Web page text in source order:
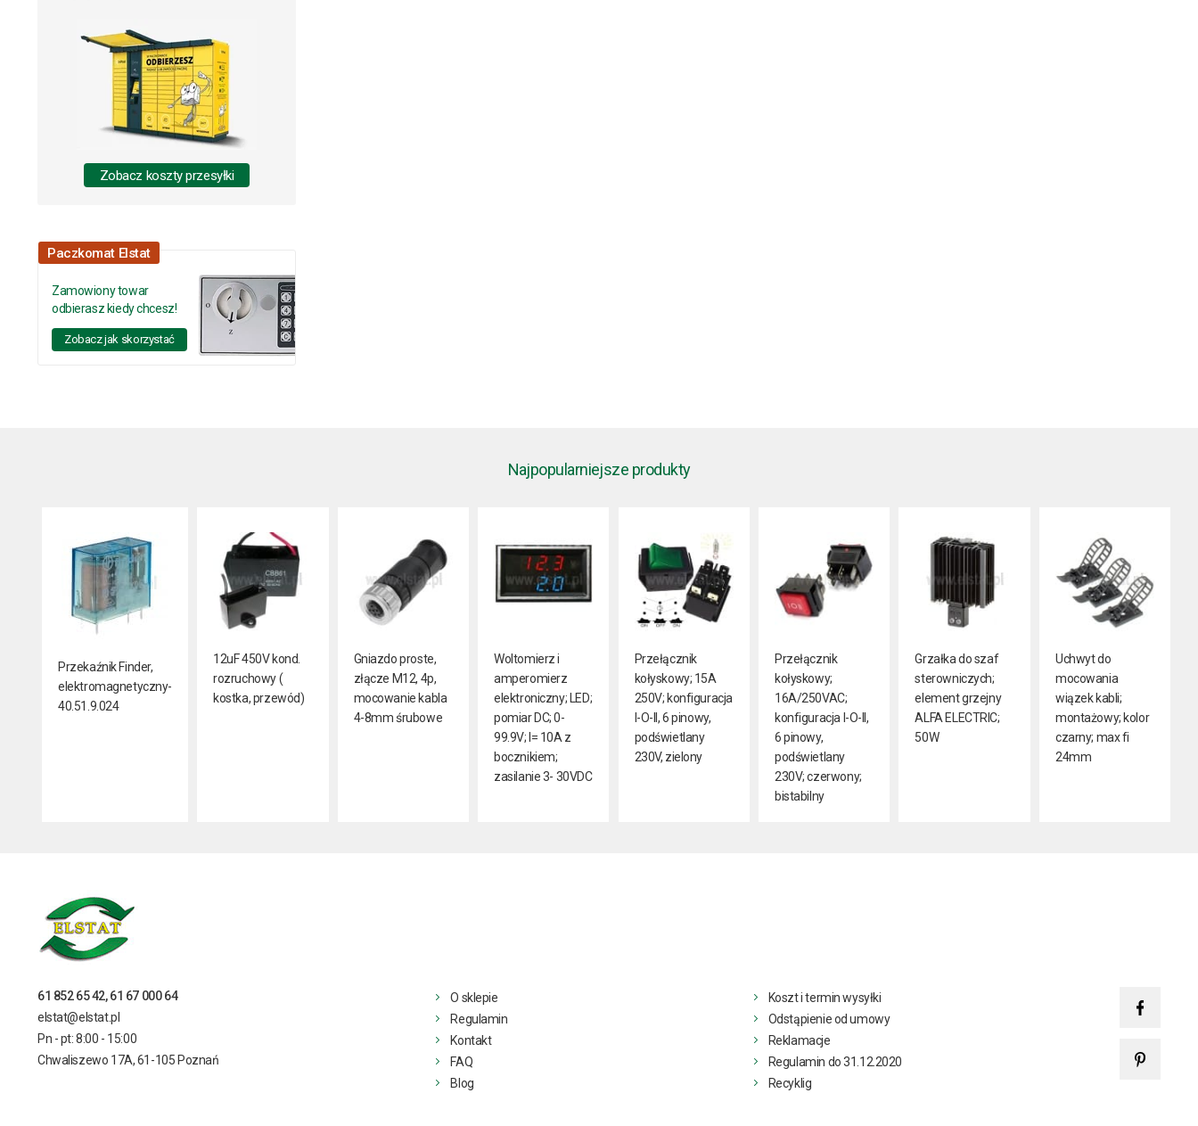
Zobacz koszty przesyłki
Paczkomat Elstat
Zamowiony towar
odbierasz kiedy chcesz!
Zobacz jak skorzystać
Najpopularniejsze produkty
Przekaźnik Finder,
elektromagnetyczny-
40.51.9.024
12uF 450V kond.
rozruchowy (
kostka, przewód)
Gniazdo proste,
złącze M12, 4p,
mocowanie kabla
4-8mm śrubowe
Woltomierz i
amperomierz
elektroniczny; LED;
pomiar DC; 0-
99.9V; I= 10A z
bocznikiem;
zasilanie 3- 30VDC
Przełącznik
kołyskowy; 15A
250V; konfiguracja
I-O-II, 6 pinowy,
podświetlany
230V, zielony
Przełącznik
kołyskowy;
16A/250VAC;
konfiguracja I-O-II,
6 pinowy,
podświetlany
230V; czerwony;
bistabilny
Grzałka do szaf
sterowniczych;
element grzejny
ALFA ELECTRIC;
50W
Uchwyt do
mocowania
wiązek kabli;
montażowy; kolor
czarny; max fi
24mm
61 852 65 42, 61 67 000 64
elstat@elstat.pl
Pn - pt: 8:00 - 15:00
Chwaliszewo 17A, 61-105 Poznań
O sklepie
Regulamin
Kontakt
FAQ
Blog
Koszt i termin wysyłki
Odstąpienie od umowy
Reklamacje
Regulamin do 31.12.2020
Recyklig